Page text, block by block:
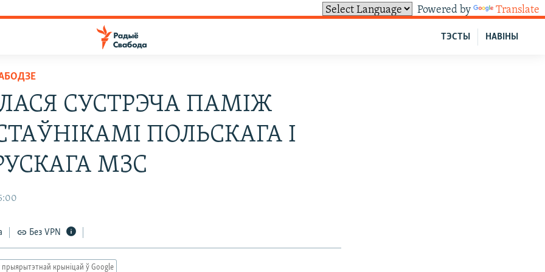
Powered by Translate
НАВІНЫ
ТЭСТЫ
СУСТРЭЧА ПАМІЖ
ПОЛЬСКАГА І
МЗС
Без VPN
прыярытэтнай крыніцай ў Google